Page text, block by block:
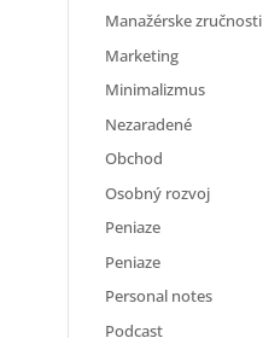
Manažérske zručnosti
Marketing
Minimalizmus
Nezaradené
Obchod
Osobný rozvoj
Peniaze
Peniaze
Personal notes
Podcast